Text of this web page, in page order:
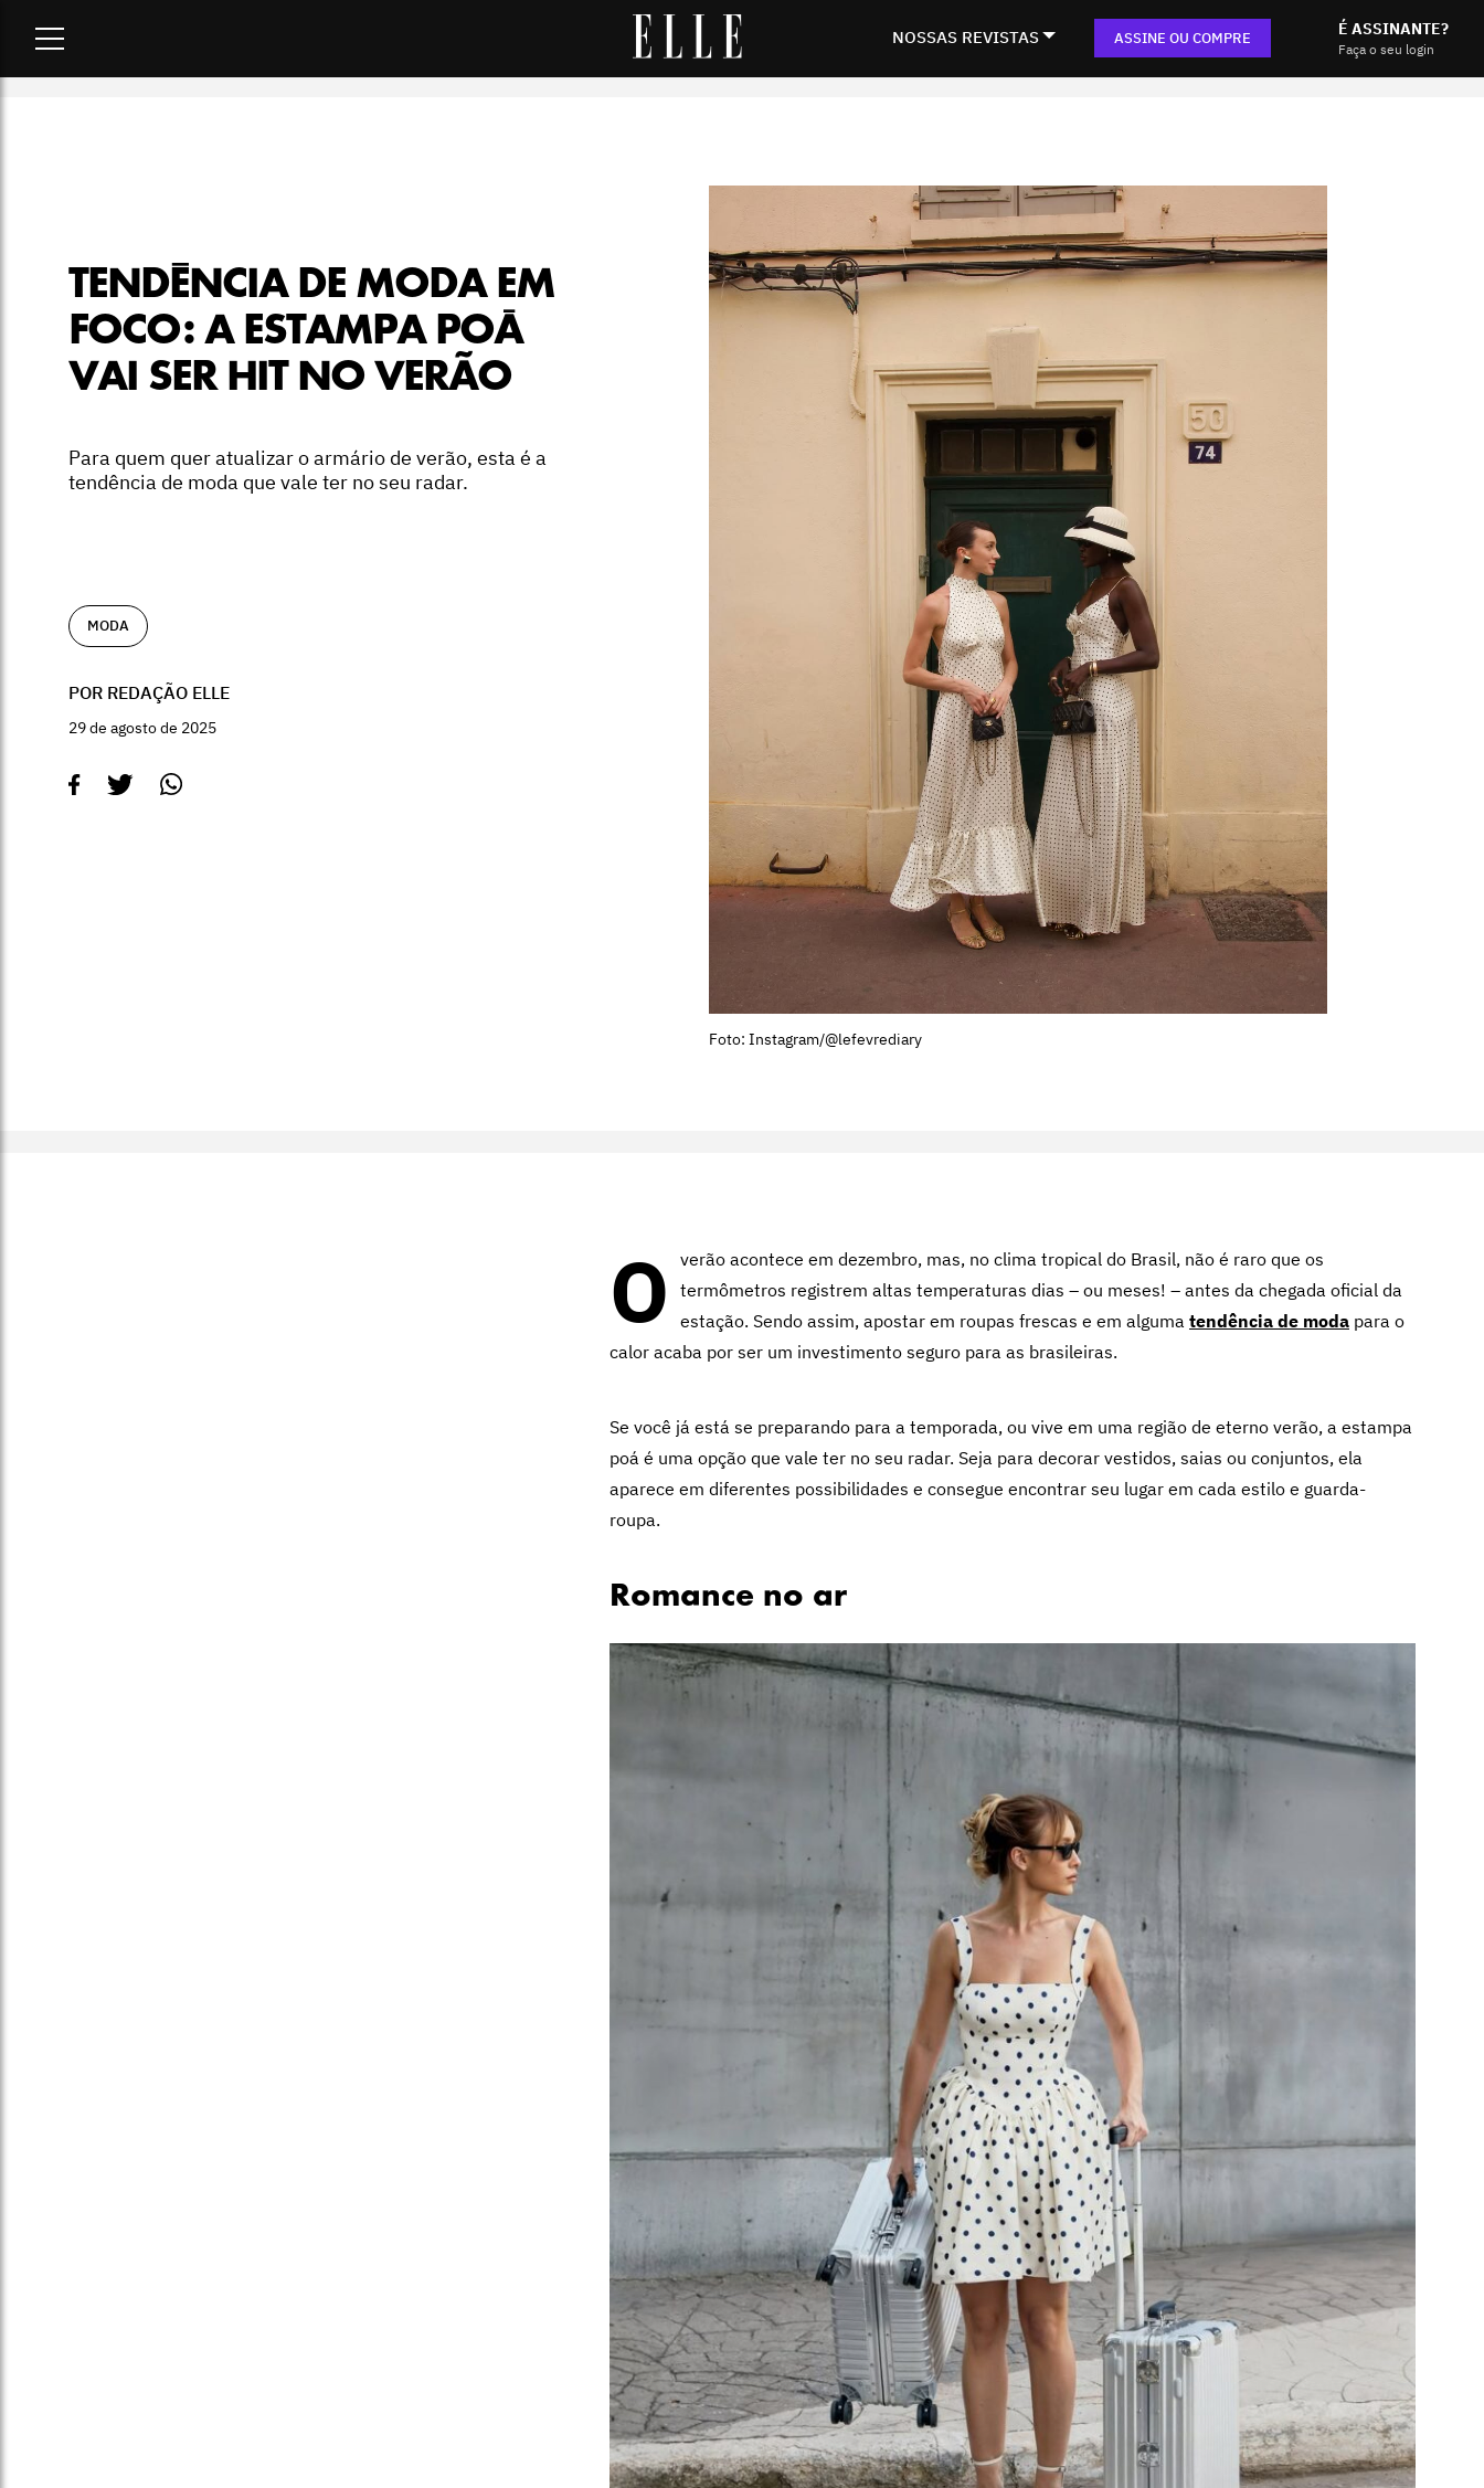
NOSSAS REVISTAS ASSINE OU COMPRE É ASSINANTE?
Faça o seu login
Tendência de moda em foco: a estampa poá vai ser hit no verão
TENDÊNCIA DE MODA EM
FOCO: A ESTAMPA POÁ
VAI SER HIT NO VERÃO
Para quem quer atualizar o armário de verão, esta é a
tendência de moda que vale ter no seu radar.
MODA
POR REDAÇÃO ELLE
29 de agosto de 2025
Foto: Instagram/@lefevrediary
O
verão acontece em dezembro, mas, no clima tropical do Brasil, não é raro que os
termômetros registrem altas temperaturas dias – ou meses! – antes da chegada oficial da
estação. Sendo assim, apostar em roupas frescas e em alguma tendência de moda para o
calor acaba por ser um investimento seguro para as brasileiras.
Se você já está se preparando para a temporada, ou vive em uma região de eterno verão, a estampa
poá é uma opção que vale ter no seu radar. Seja para decorar vestidos, saias ou conjuntos, ela
aparece em diferentes possibilidades e consegue encontrar seu lugar em cada estilo e guarda-
roupa.
Romance no ar